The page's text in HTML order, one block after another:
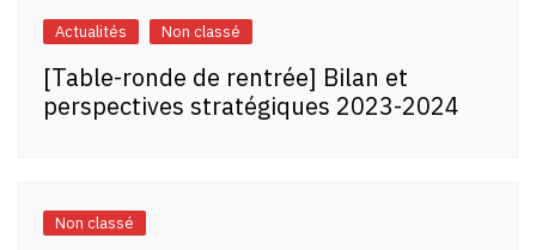
Actualités Non classé
[Table-ronde de rentrée] Bilan et
perspectives stratégiques 2023-2024
Non classé